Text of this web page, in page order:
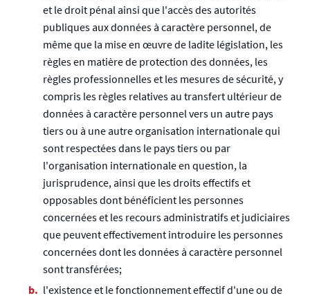
et le droit pénal ainsi que l'accès des autorités
publiques aux données à caractère personnel, de
même que la mise en œuvre de ladite législation, les
règles en matière de protection des données, les
règles professionnelles et les mesures de sécurité, y
compris les règles relatives au transfert ultérieur de
données à caractère personnel vers un autre pays
tiers ou à une autre organisation internationale qui
sont respectées dans le pays tiers ou par
l'organisation internationale en question, la
jurisprudence, ainsi que les droits effectifs et
opposables dont bénéficient les personnes
concernées et les recours administratifs et judiciaires
que peuvent effectivement introduire les personnes
concernées dont les données à caractère personnel
sont transférées;
l'existence et le fonctionnement effectif d'une ou de